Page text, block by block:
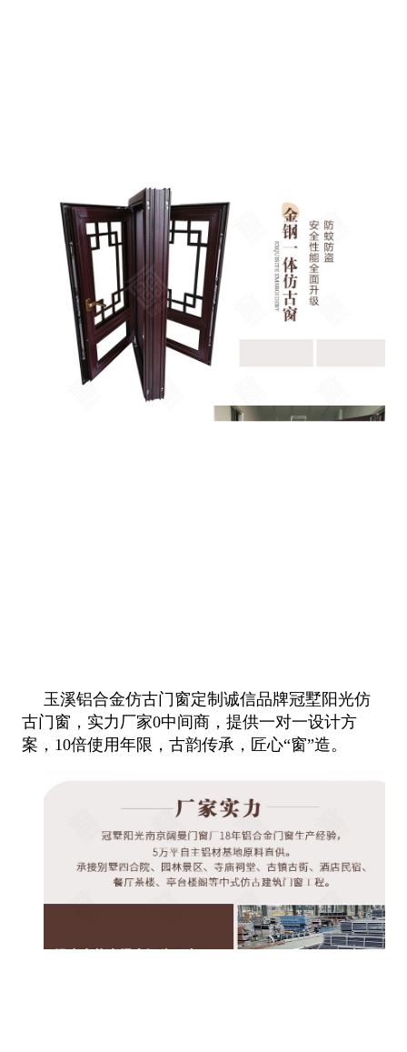
玉溪铝合金仿古门窗定制诚信品牌冠墅阳光仿
古门窗，实力厂家0中间商，提供一对一设计方
案，10倍使用年限，古韵传承，匠心“窗”造。